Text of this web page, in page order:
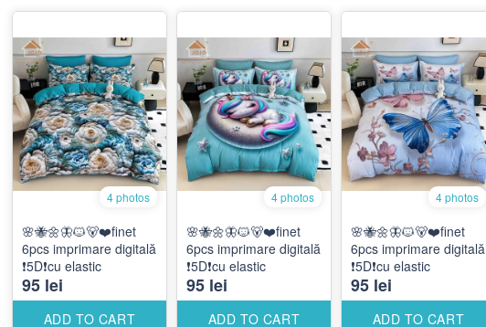
4 photos
🌸🐝🌼🦋🐱🐻❤️finet
6pcs imprimare digitală
❗️5D❗️cu elastic
95 lei
ADD TO CART
4 photos
🌸🐝🌼🦋🐱🐻❤️finet
6pcs imprimare digitală
❗️5D❗️cu elastic
95 lei
ADD TO CART
4 photos
🌸🐝🌼🦋🐱🐻❤️finet
6pcs imprimare digitală
❗️5D❗️cu elastic
95 lei
ADD TO CART